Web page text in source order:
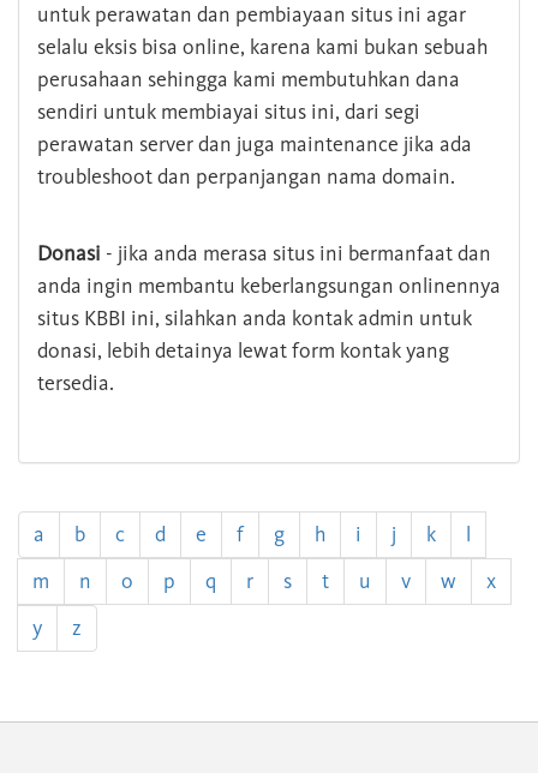
untuk perawatan dan pembiayaan situs ini agar
selalu eksis bisa online, karena kami bukan sebuah
perusahaan sehingga kami membutuhkan dana
sendiri untuk membiayai situs ini, dari segi
perawatan server dan juga maintenance jika ada
troubleshoot dan perpanjangan nama domain.
Donasi - jika anda merasa situs ini bermanfaat dan
anda ingin membantu keberlangsungan onlinennya
situs KBBI ini, silahkan anda kontak admin untuk
donasi, lebih detainya lewat form kontak yang
tersedia.
a b c d e f g h i j k
l
m
n o p q r s t u v w
x
y
z